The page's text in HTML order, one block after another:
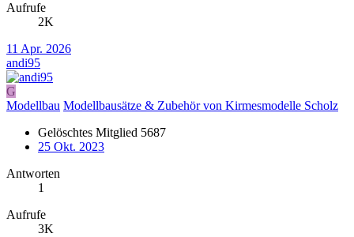
Aufrufe
2K
11 Apr. 2026
andi95
G
Modellbau Modellbausätze & Zubehör von Kirmesmodelle Scholz
Gelöschtes Mitglied 5687
25 Okt. 2023
Antworten
1
Aufrufe
3K